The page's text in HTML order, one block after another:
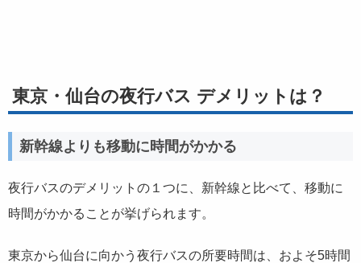
東京・仙台の夜行バス デメリットは？
新幹線よりも移動に時間がかかる
夜行バスのデメリットの１つに、新幹線と比べて、移動に
時間がかかることが挙げられます。
東京から仙台に向かう夜行バスの所要時間は、およそ5時間